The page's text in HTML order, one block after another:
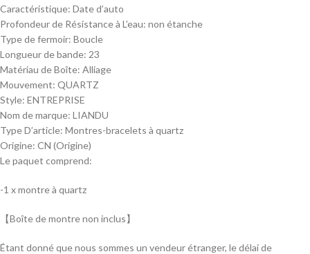
Caractéristique: Date d’auto
Profondeur de Résistance à L’eau: non étanche
Type de fermoir: Boucle
Longueur de bande: 23
Matériau de Boîte: Alliage
Mouvement: QUARTZ
Style: ENTREPRISE
Nom de marque: LIANDU
Type D’article: Montres-bracelets à quartz
Origine: CN (Origine)
Le paquet comprend:
-1 x montre à quartz
【Boîte de montre non inclus】
Étant donné que nous sommes un vendeur étranger, le délai de